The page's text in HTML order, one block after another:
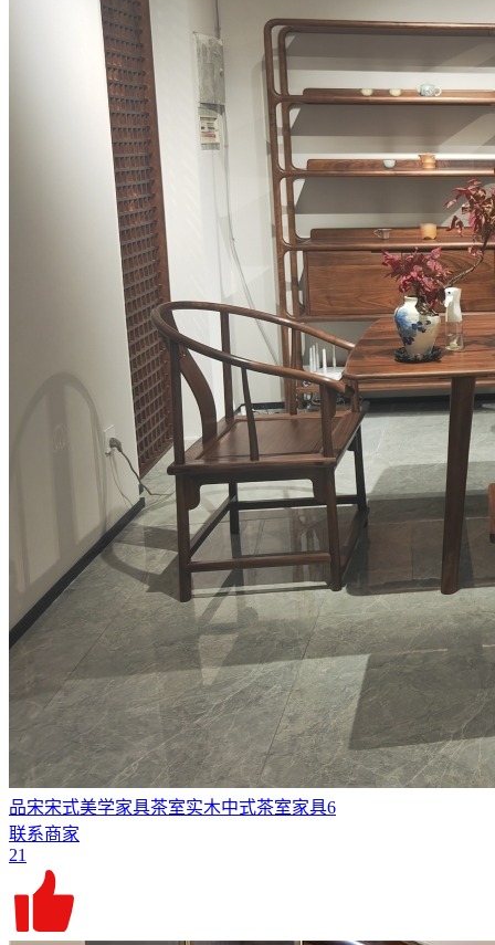
品宋宋式美学家具茶室实木中式茶室家具6
联系商家
21